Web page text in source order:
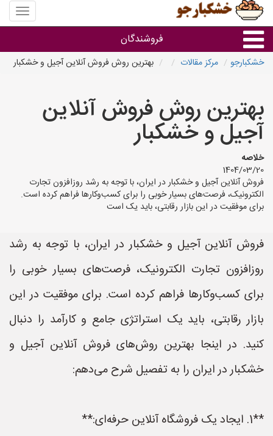
منوی
سایت
فروشندگان
فروشنده های استان ها
خشکبارجو مرکز مقالات بهترین روش فروش آنلاین آجیل و خشکبار
بهترین روش فروش آنلاین
آجیل و خشکبار
خلاصه
1404/03/20
فروش آنلاین آجیل و خشکبار در ایران، با توجه به رشد روزافزون تجارت
الکترونیک، فرصت‌های بسیار خوبی را برای کسب‌وکارها فراهم کرده است.
برای موفقیت در این بازار رقابتی، باید یک است
فروش آنلاین آجیل و خشکبار در ایران، با توجه به رشد
روزافزون تجارت الکترونیک، فرصت‌های بسیار خوبی را
برای کسب‌وکارها فراهم کرده است. برای موفقیت در این
بازار رقابتی، باید یک استراتژی جامع و کارآمد را دنبال
کنید. در اینجا بهترین روش‌های فروش آنلاین آجیل و
خشکبار در ایران را به تفصیل شرح می‌دهم:
**1. ایجاد یک فروشگاه آنلاین حرفه‌ای:**